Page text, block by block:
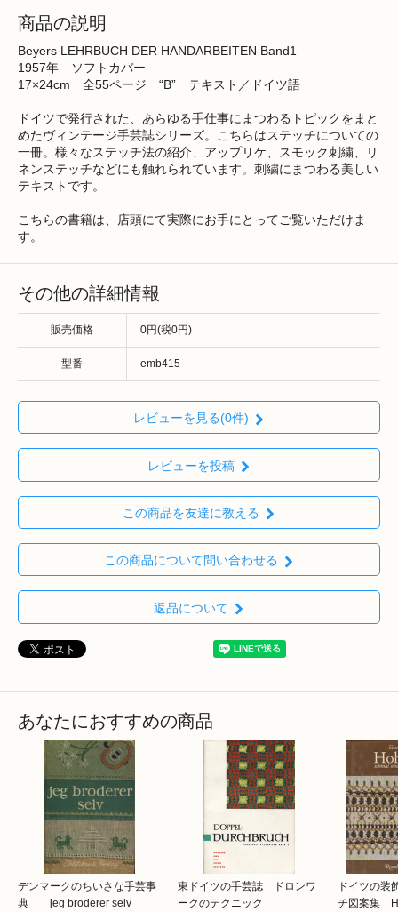
商品の説明
Beyers LEHRBUCH DER HANDARBEITEN Band1
1957年 ソフトカバー
17×24cm 全55ページ “B” テキスト／ドイツ語
ドイツで発行された、あらゆる手仕事にまつわるトピックをまと
めたヴィンテージ手芸誌シリーズ。こちらはステッチについての
一冊。様々なステッチ法の紹介、アップリケ、スモック刺繍、リ
ネンステッチなどにも触れられています。刺繍にまつわる美しい
テキストです。
こちらの書籍は、店頭にて実際にお手にとってご覧いただけま
す。
その他の詳細情報
販売価格 0円(税0円)
型番 emb415
レビューを見る(0件)
レビューを投稿
この商品を友達に教える
この商品について問い合わせる
返品について
あなたにおすすめの商品
デンマークのちいさな手芸事
典 jeg broderer selv
東ドイツの手芸誌 ドロンワ
ークのテクニック
ドイツの装
チ図案集